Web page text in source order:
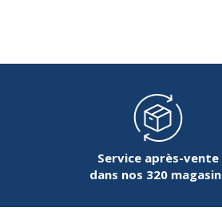
Service après-vente
dans nos 320